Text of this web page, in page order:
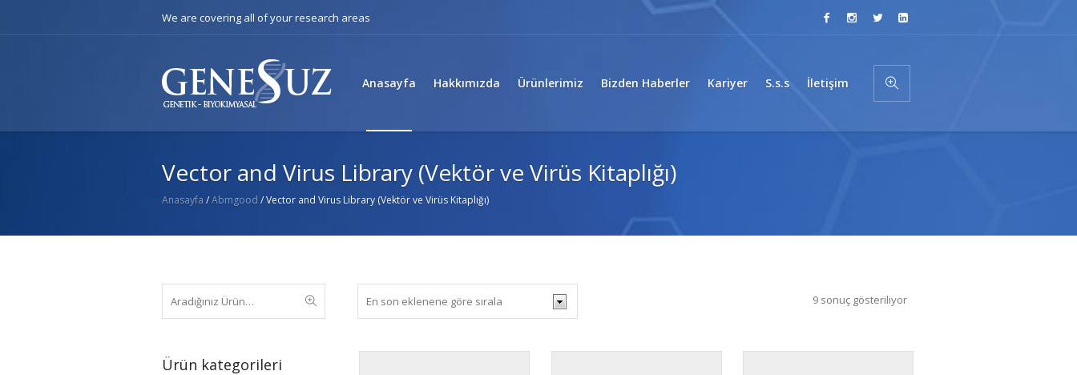
We are covering all of your research areas
Anasayfa Hakkımızda Ürünlerimiz Bizden Haberler Kariyer S.s.s İletişim
Vector and Virus Library (Vektör ve Virüs Kitaplığı)
Anasayfa /Abmgood / Vector and Virus Library (Vektör ve Virüs Kitaplığı)
9 sonuç gösteriliyor
Ürün kategorileri